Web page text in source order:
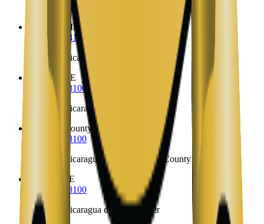
Envíos a Nicaragua desde Hallowell
ME
(323) 953-8100
Envíos a Nicaragua desde Hampden
Hancock
ME
(323) 953-8100
Envíos a Nicaragua desde Hancock
Hancock County ME
(323) 953-8100
Envíos a Nicaragua desde Hancock County
ME
(323) 953-8100
Envíos a Nicaragua desde Hanover